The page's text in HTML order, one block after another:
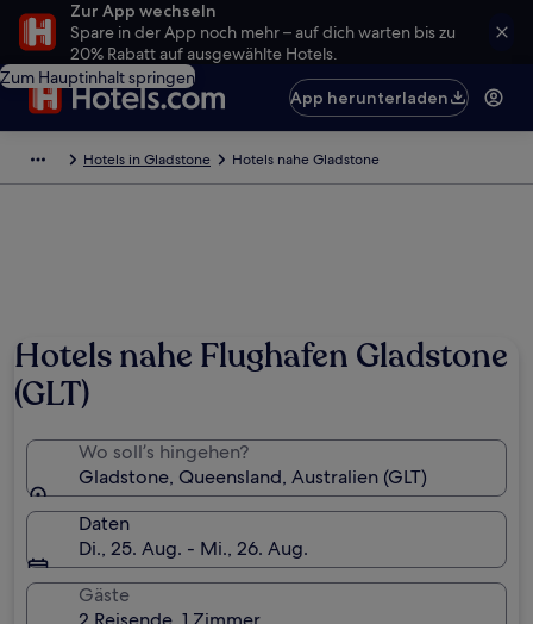
Zur App wechseln
Spare in der App noch mehr – auf dich warten bis zu
20% Rabatt auf ausgewählte Hotels.
Zum Hauptinhalt springen
App herunterladen
Hotels in Gladstone Hotels nahe Gladstone
Hotels nahe Flughafen Gladstone
(GLT)
Wo soll’s hingehen?
Gladstone, Queensland, Australien (GLT)
Daten
Di., 25. Aug. - Mi., 26. Aug.
Gäste